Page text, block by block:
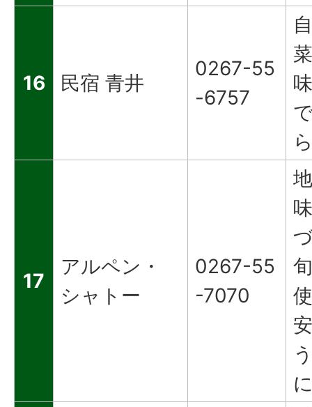
16 民宿 青井
0267-55
-6757
17
アルペン・
シャトー
0267-55
-7070